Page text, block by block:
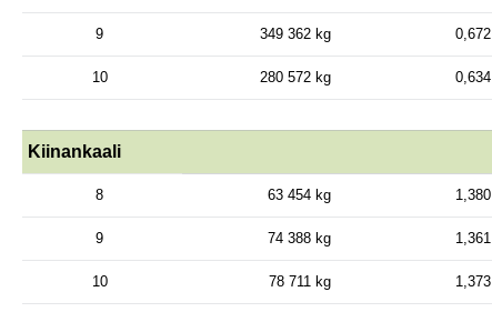
9 349 362 kg 0,672
10 280 572 kg 0,634
Kiinankaali
8 63 454 kg 1,380
9 74 388 kg 1,361
10 78 711 kg 1,373